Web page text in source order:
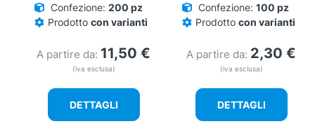
Confezione: 200 pz
Prodotto con varianti
A partire da: 11,50 €
(iva esclusa)
DETTAGLI
Confezione: 100 pz
Prodotto con varianti
A partire da: 2,30 €
(iva esclusa)
DETTAGLI